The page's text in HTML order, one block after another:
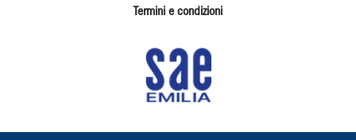
Termini e condizioni